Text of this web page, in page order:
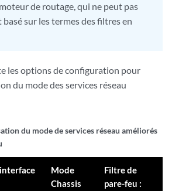
de routage, qui ne peut pas
sur les termes des filtres en
les options de configuration pour
du mode des services réseau
du mode de services réseau améliorés
Mode
Chassis
Filtre de
pare-feu :